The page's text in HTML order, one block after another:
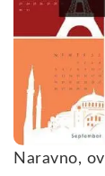
Naravno,